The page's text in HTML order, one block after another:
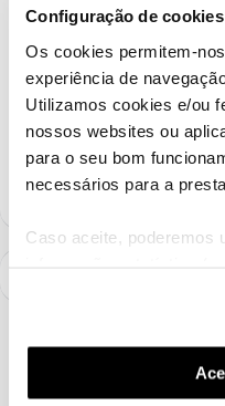
Configuração de cookies
Os cookies permitem-
experiência de
Utilizamos cookies e/ou
nossos websites ou
para o seu bom
necessários para a
Caso aceite, poderemos
funcionalidades
funcionalidade) e
(cookies de publicidade
utilização dos cookies
Muito obrigado
Ajude a comunidade a
F 1 pessoa gostou